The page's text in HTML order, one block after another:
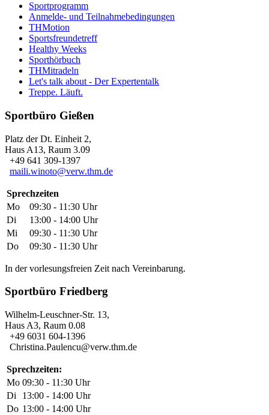
Sportprogramm
Anmelde- und Teilnahmebedingungen
THMotion
Sportsfreundetreff
Healthy Weeks
Sporthörbuch
THMitradeln
Let's talk about - Der Expertentalk
Treppe. Läuft.
Sportbüro Gießen
Platz der Dt. Einheit 2,
Haus A13, Raum 3.09
+49 641 309-1397
maili.winoto@verw.thm.de
Sprechzeiten
Mo
09:30 - 11:30 Uhr
Di
13:00 - 14:00 Uhr
Mi
09:30 - 11:30 Uhr
Do
09:30 - 11:30 Uhr
In der vorlesungsfreien Zeit nach Vereinbarung.
Sportbüro Friedberg
Wilhelm-Leuschner-Str. 13,
Haus A3, Raum 0.08
+49 6031 604-1396
Christina.Paulencu@verw.thm.de
Sprechzeiten:
Mo 09:30 - 11:30 Uhr
Di
13:00 - 14:00 Uhr
Do 13:00 - 14:00 Uhr